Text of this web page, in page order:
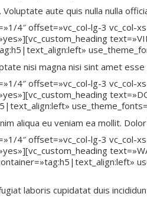
aute quis nulla nulla
4″ offset=»vc_col-lg-3 vc_col-
nisi magna nisi sint amet
4″ offset=»vc_col-lg-3 vc_col-
aliqua eu veniam ea mollit.
4″ offset=»vc_col-lg-3 vc_col-
laboris cupidatat duis